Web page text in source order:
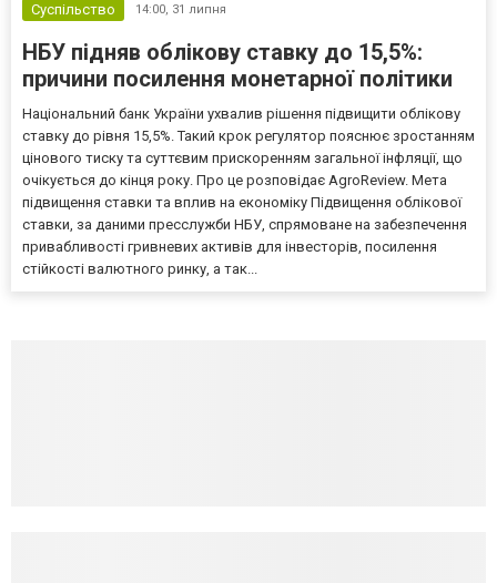
Суспільство 14:00, 31 липня
НБУ підняв облікову ставку до 15,5%:
причини посилення монетарної політики
Національний банк України ухвалив рішення підвищити облікову
ставку до рівня 15,5%. Такий крок регулятор пояснює зростанням
цінового тиску та суттєвим прискоренням загальної інфляції, що
очікується до кінця року. Про це розповідає AgroReview. Мета
підвищення ставки та вплив на економіку Підвищення облікової
ставки, за даними пресслужби НБУ, спрямоване на забезпечення
привабливості гривневих активів для інвесторів, посилення
стійкості валютного ринку, а так...